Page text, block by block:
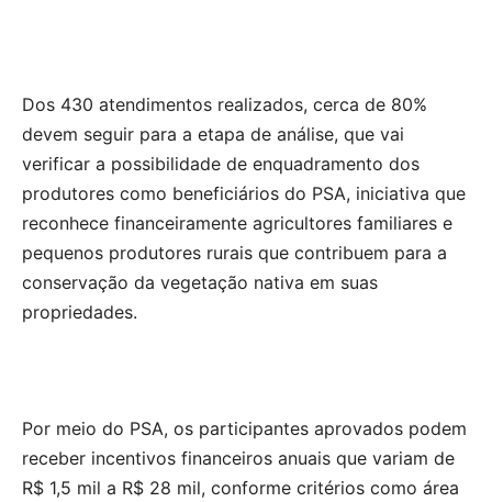
Dos 430 atendimentos realizados, cerca de 80%
devem seguir para a etapa de análise, que vai
verificar a possibilidade de enquadramento dos
produtores como beneficiários do PSA, iniciativa que
reconhece financeiramente agricultores familiares e
pequenos produtores rurais que contribuem para a
conservação da vegetação nativa em suas
propriedades.
Por meio do PSA, os participantes aprovados podem
receber incentivos financeiros anuais que variam de
R$ 1,5 mil a R$ 28 mil, conforme critérios como área